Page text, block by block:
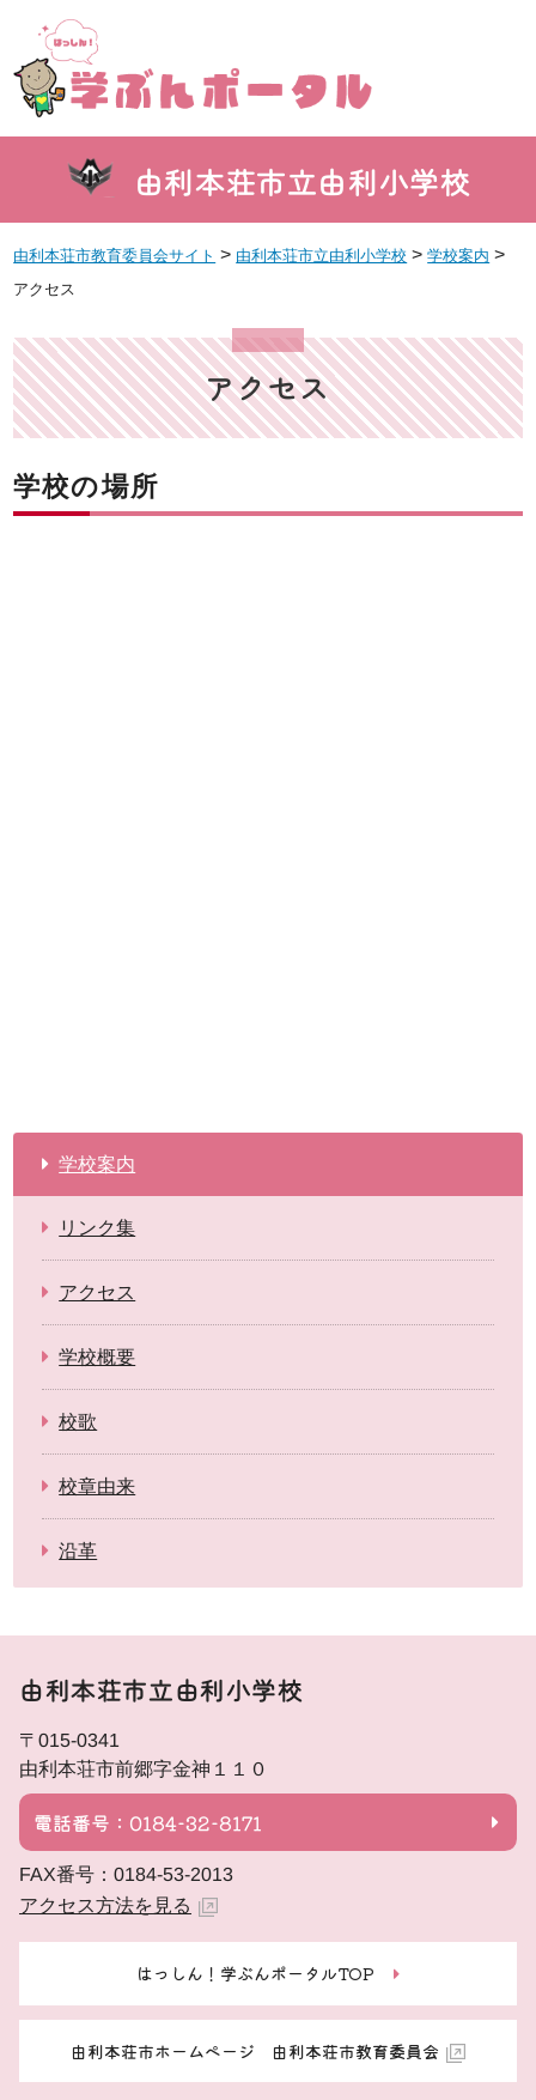
由利本荘市立由利小学校
由利本荘市教育委員会サイト > 由利本荘市立由利小学校 >学校案内 >
アクセス
アクセス
学校の場所
学校案内
リンク集
アクセス
学校概要
校歌
校章由来
沿革
由利本荘市立由利小学校
〒015-0341
由利本荘市前郷字金神１１０
電話番号：0184-32-8171
FAX番号：0184-53-2013
アクセス方法を見る
はっしん！学ぶんポータルTOP
由利本荘市ホームページ 由利本荘市教育委員会